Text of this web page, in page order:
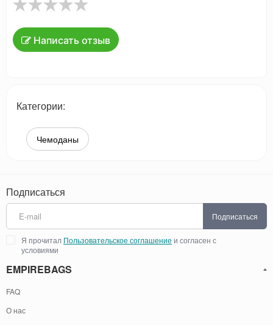
Написать отзыв
Категории:
Чемоданы
Подписаться
Подписаться
Я прочитал Пользовательское соглашение и согласен с
условиями
EMPIREBAGS
FAQ
О нас